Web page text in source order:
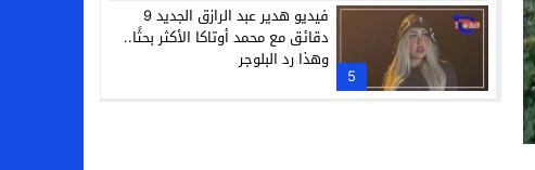
5
فيديو هدير عبد الرازق الجديد 9
دقائق مع محمد أوتاكا الأكثر بحثًا..
وهذا رد البلوجر